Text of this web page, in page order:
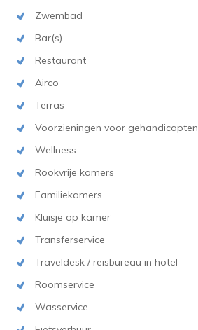
Zwembad
Bar(s)
Restaurant
Airco
Terras
Voorzieningen voor gehandicapten
Wellness
Rookvrije kamers
Familiekamers
Kluisje op kamer
Transferservice
Traveldesk / reisbureau in hotel
Roomservice
Wasservice